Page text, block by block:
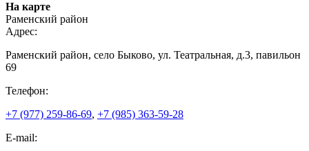
На карте
Раменский район
Адрес:
Раменский район, село Быково, ул. Театральная, д.3, павильон
69
Телефон:
+7 (977) 259-86-69, +7 (985) 363-59-28
E-mail: